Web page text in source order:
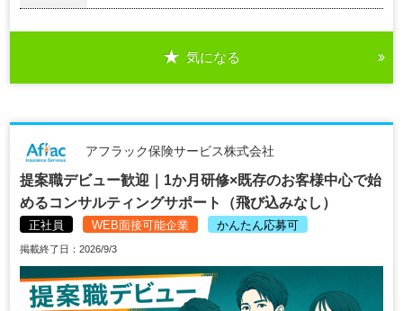
気になる
アフラック保険サービス株式会社
提案職デビュー歓迎｜1か月研修×既存のお客様中心で始
めるコンサルティングサポート（飛び込みなし）
正社員 WEB面接可能企業 かんたん応募可
掲載終了日：2026/9/3